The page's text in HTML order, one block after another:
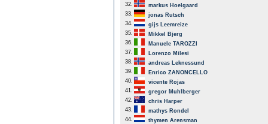
32.
markus Hoelgaard
33.
jonas Rutsch
34.
gijs Leemreize
35.
Mikkel Bjerg
36.
Manuele TAROZZI
37.
Lorenzo Milesi
38.
andreas Leknessund
39.
Enrico ZANONCELLO
40.
vicente Rojas
41.
gregor Muhlberger
42.
chris Harper
43.
mathys Rondel
44.
thymen Arensman